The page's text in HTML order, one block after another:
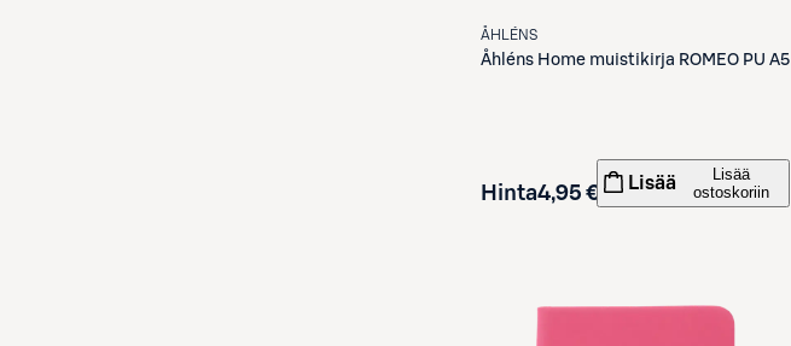
ÅHLÉNS
Åhléns Home muistikirja ROMEO PU A5
Hinta4,95 € Lisää
Lisää
ostoskoriin